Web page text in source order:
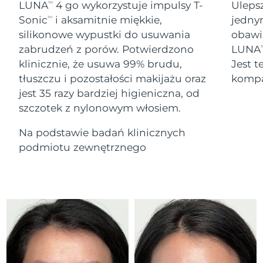
LUNATM
4 go wykorzystuje impulsy T-
SonicTM
i aksamitnie miękkie,
silikonowe wypustki do usuwania
zabrudzeń z porów. Potwierdzono
klinicznie, że usuwa 99% brudu,
tłuszczu i pozostałości makijażu oraz
jest 35 razy bardziej higieniczna, od
szczotek z nylonowym włosiem.
Na podstawie badań klinicznych
podmiotu zewnętrznego
LUNA
Jest
All revitalizing eye massagers
Advanced pore care essentials
Serum
For healthy hair
issa™ Teeth Whitening Gel
18% PAP
Kosmetyki Mężczyźni
Kupuj
FOREO APP
Gibraltar
8/14/26
Grecja
Oczekiwany czas dostawy
SRA Hongkong
(Chiny)
Oczekiwany czas dostawy
8/11/26
Węgry
Oczekiwany czas dostawy
Islandia
Irlandia
Oczekiwany czas dostawy
8/10/26
Wyspa Man
Oczekiwany czas dostawy
8/12/26